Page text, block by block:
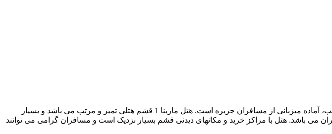
هتل 3 ستاره مارینا 1 یکی از هتل های گروه مارینا قشم می باشد که با فراهم نمودن محیطی تمیز و مناسب، آماده میزبانی از مسافران جزیره است. هتل مارینا 1 قشم هتلی تمیز و مرتب می باشد و بسیار
می باشد. هتل با مراکز خرید و مکانهای دیدنی قشم بسیار نزدیک است و مسافران گرامی می توانند